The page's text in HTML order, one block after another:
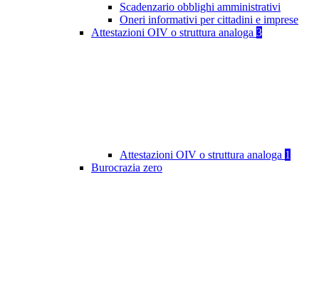
Scadenzario obblighi amministrativi
Oneri informativi per cittadini e imprese
Attestazioni OIV o struttura analoga 3
Attestazioni OIV o struttura analoga 1
Burocrazia zero